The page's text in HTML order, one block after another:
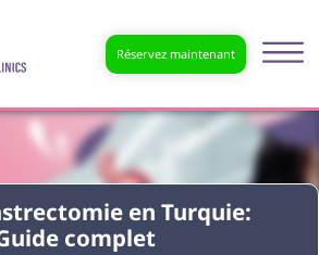
Réservez maintenant
en Turquie:
complet